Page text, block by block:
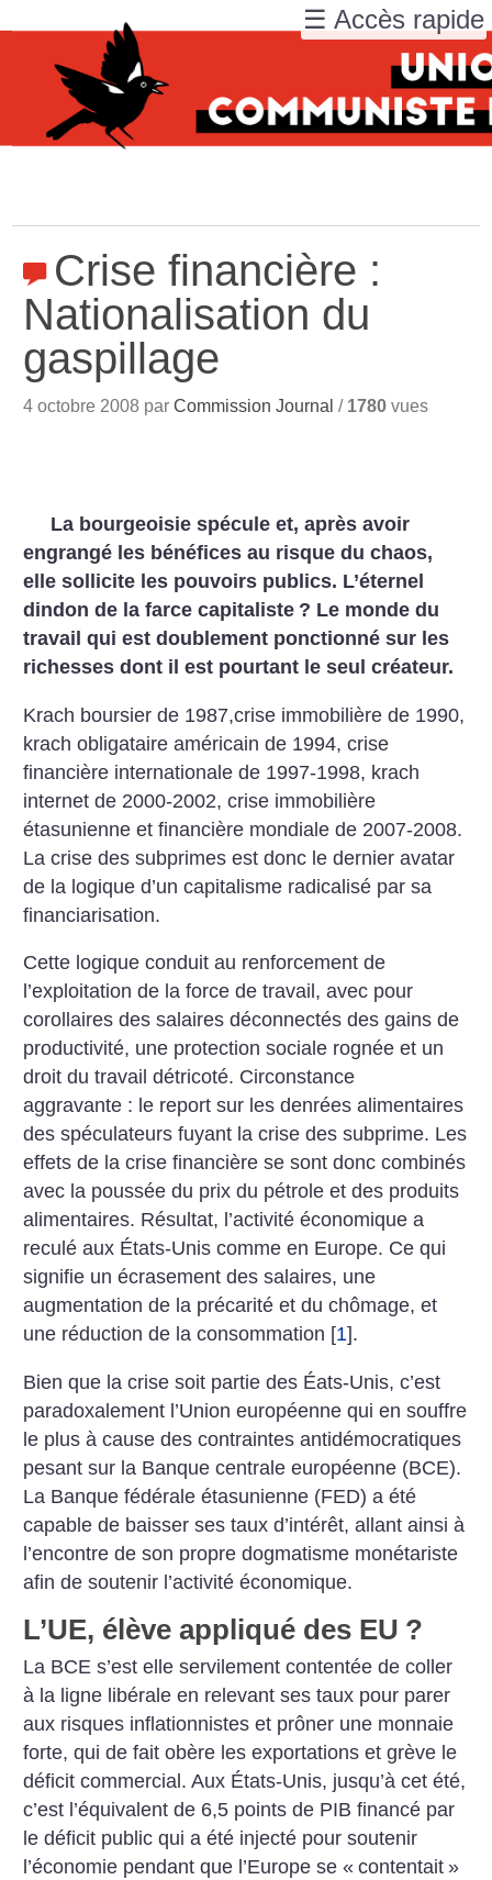
Crise financière :
Nationalisation du
gaspillage
4 octobre 2008 parCommission Journal / 1780 vues
La bourgeoisie spécule et, après avoir
engrangé les bénéfices au risque du chaos,
elle sollicite les pouvoirs publics. L’éternel
dindon de la farce capitaliste ? Le monde du
travail qui est doublement ponctionné sur les
richesses dont il est pourtant le seul créateur.
Krach boursier de 1987,crise immobilière de 1990,
krach obligataire américain de 1994, crise
financière internationale de 1997-1998, krach
internet de 2000-2002, crise immobilière
étasunienne et financière mondiale de 2007-2008.
La crise des subprimes est donc le dernier avatar
de la logique d’un capitalisme radicalisé par sa
financiarisation.
Cette logique conduit au renforcement de
l’exploitation de la force de travail, avec pour
corollaires des salaires déconnectés des gains de
productivité, une protection sociale rognée et un
droit du travail détricoté. Circonstance
aggravante : le report sur les denrées alimentaires
des spéculateurs fuyant la crise des subprime. Les
effets de la crise financière se sont donc combinés
avec la poussée du prix du pétrole et des produits
alimentaires. Résultat, l’activité économique a
reculé aux États-Unis comme en Europe. Ce qui
signifie un écrasement des salaires, une
augmentation de la précarité et du chômage, et
une réduction de la consommation [1].
Bien que la crise soit partie des Éats-Unis, c’est
paradoxalement l’Union européenne qui en souffre
le plus à cause des contraintes antidémocratiques
pesant sur la Banque centrale européenne (BCE).
La Banque fédérale étasunienne (FED) a été
capable de baisser ses taux d’intérêt, allant ainsi à
l’encontre de son propre dogmatisme monétariste
afin de soutenir l’activité économique.
L’UE, élève appliqué des EU ?
La BCE s’est elle servilement contentée de coller
à la ligne libérale en relevant ses taux pour parer
aux risques inflationnistes et prôner une monnaie
forte, qui de fait obère les exportations et grève le
déficit commercial. Aux États-Unis, jusqu’à cet été,
c’est l’équivalent de 6,5 points de PIB financé par
le déficit public qui a été injecté pour soutenir
l’économie pendant que l’Europe se « contentait »
☰ Accès rapide